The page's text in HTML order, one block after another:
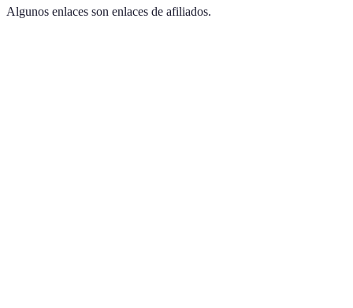
Algunos enlaces son enlaces de afiliados.